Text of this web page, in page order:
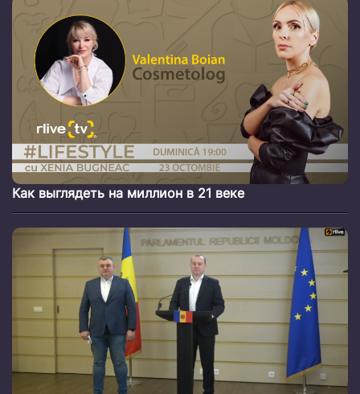
Как выглядеть на миллион в 21 веке